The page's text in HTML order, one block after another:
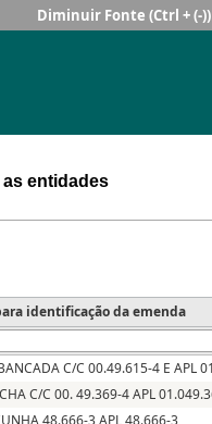
Diminuir Fonte (Ctrl + (-))